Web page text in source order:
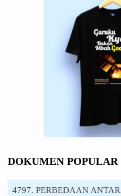
DOKUMEN POPULAR
4797. PERBEDAAN